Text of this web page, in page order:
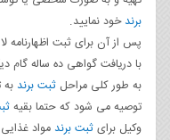
برندخود نمایید.
پس‌ از آن برای ثبت اظهارنامه
با دریافت گواهی ده‌ ساله گام
به طور کلی مراحل ثبت برند
توصیه می‌ شود که حتما بقیه
وکیل برایثبت برند مواد